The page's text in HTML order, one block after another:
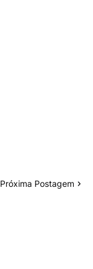
Próxima Postagem